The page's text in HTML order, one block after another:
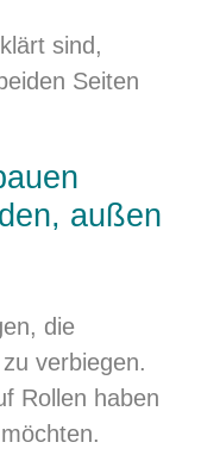
sind,
Seiten
außen
die
verbiegen.
Rollen haben